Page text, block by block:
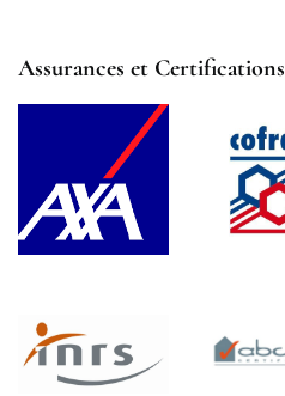
Assurances et Certifications